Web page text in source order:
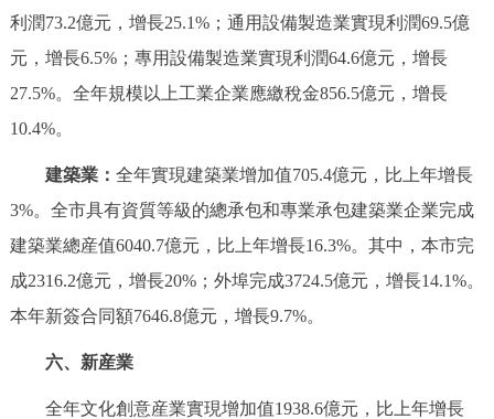
利潤73.2億元，增長25.1%；通用設備製造業實現利潤69.5億
元，增長6.5%；專用設備製造業實現利潤64.6億元，增長
27.5%。全年規模以上工業企業應繳稅金856.5億元，增長
10.4%。
建築業： 全年實現建築業增加值705.4億元，比上年增長
3%。全市具有資質等級的總承包和專業承包建築業企業完成
建築業總産值6040.7億元，比上年增長16.3%。其中，本市完
成2316.2億元，增長20%；外埠完成3724.5億元，增長14.1%。
本年新簽合同額7646.8億元，增長9.7%。
六、新産業
全年文化創意産業實現增加值1938.6億元，比上年增長